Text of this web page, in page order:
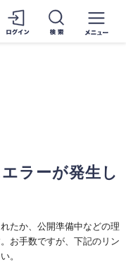
ラーが発生し
たか、公開準備中などの理
お手数ですが、下記のリン
。